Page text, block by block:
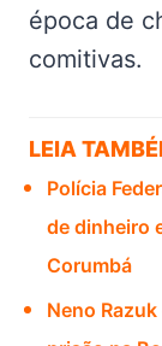
época de
comitivas.
LEIA
Polícia
de dinheiro
Corumbá
Neno